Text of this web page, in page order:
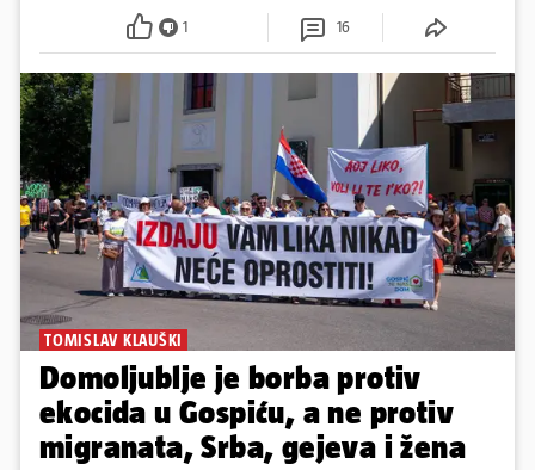
1 16
TOMISLAV KLAUŠKI
Domoljublje je borba protiv
ekocida u Gospiću, a ne protiv
migranata, Srba, gejeva i žena